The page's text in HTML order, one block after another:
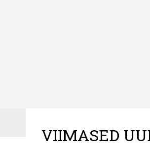
VIIMASED